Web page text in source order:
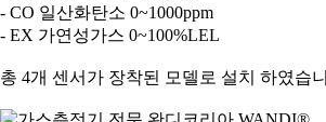
- CO 일산화탄소 0~1000ppm
- EX 가연성가스 0~100%LEL
총 4개 센서가 장착된 모델로 설치 하였습